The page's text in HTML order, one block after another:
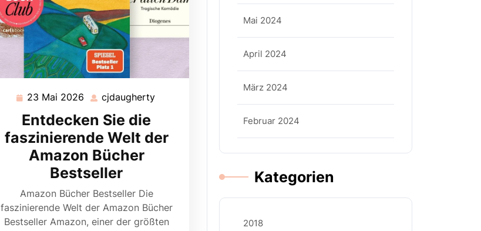
23 Mai 2026 23
2026
cjdaugherty
Entdecken Sie die
faszinierende Welt der
Amazon Bücher
Bestseller
Amazon Bücher Bestseller Die
faszinierende Welt der Amazon Bücher
Bestseller Amazon, einer der größten
Mai 2024
April 2024
März 2024
Februar 2024
Kategorien
2018